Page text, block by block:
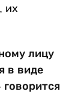
их
лицу
в виде